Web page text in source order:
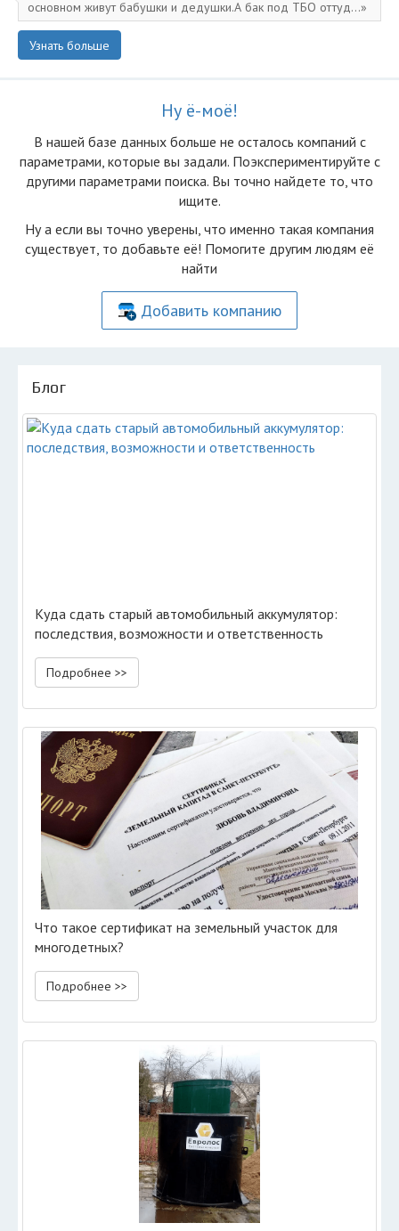
основном живут бабушки и дедушки.А бак под ТБО оттуд...
Узнать больше
Ну ё-моё!
В нашей базе данных больше не осталоcь компаний с
параметрами, которые вы задали. Поэкспериментируйте с
другими параметрами поиска. Вы точно найдете то, что
ищите.
Ну а если вы точно уверены, что именно такая компания
существует, то добавьте её! Помогите другим людям её
найти
Добавить компанию
Блог
Куда сдать старый автомобильный аккумулятор:
последствия, возможности и ответственность
Подробнее >>
Что такое сертификат на земельный участок для
многодетных?
Подробнее >>